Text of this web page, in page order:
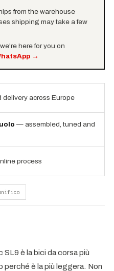
from the warehouse
shipping may take a few
here for you on
→
across Europe
— assembled, tuned and
process
SL9 è la bici da corsa più
perché è la più leggera. Non